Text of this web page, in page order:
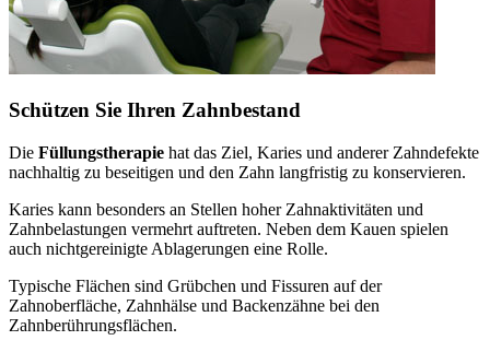
Schützen Sie Ihren Zahnbestand
Die Füllungstherapie hat das Ziel, Karies und anderer Zahndefekte
nachhaltig zu beseitigen und den Zahn langfristig zu konservieren.
Karies kann besonders an Stellen hoher Zahnaktivitäten und
Zahnbelastungen vermehrt auftreten. Neben dem Kauen spielen
auch nichtgereinigte Ablagerungen eine Rolle.
Typische Flächen sind Grübchen und Fissuren auf der
Zahnoberfläche, Zahnhälse und Backenzähne bei den
Zahnberührungsflächen.